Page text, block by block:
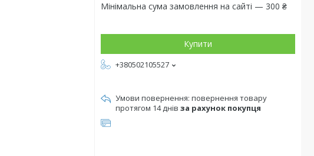
Мінімальна сума замовлення на сайті — 300 ₴
Купити
+380502105527
повернення товару
протягом 14 днів за рахунок покупця